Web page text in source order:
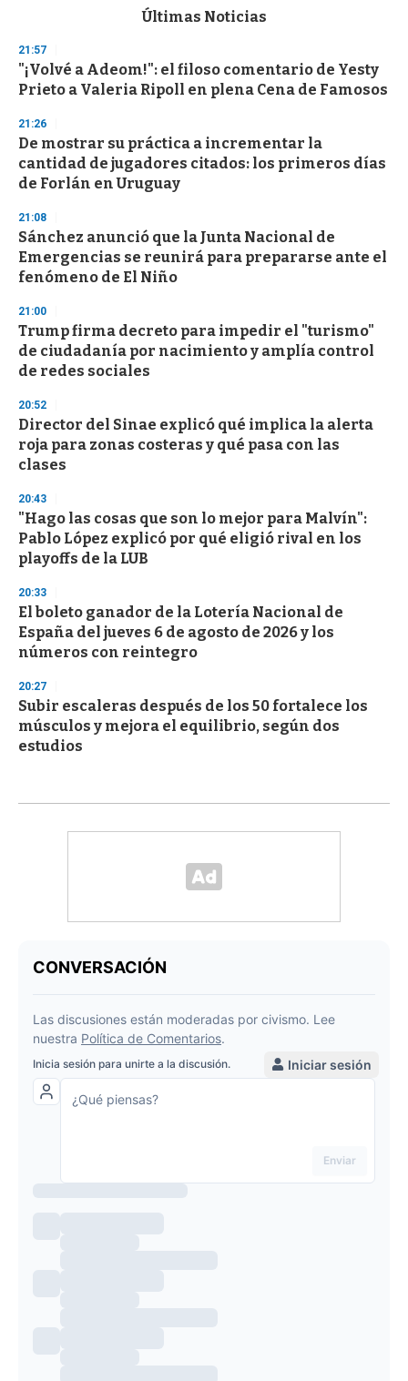
d
s
o
f
3
s
c
o
d
s
Últimas Noticias
21:57
"¡Volvé a Adeom!": el filoso comentario de Yesty
Prieto a Valeria Ripoll en plena Cena de Famosos
21:26
De mostrar su práctica a incrementar la
cantidad de jugadores citados: los primeros días
de Forlán en Uruguay
21:08
Sánchez anunció que la Junta Nacional de
Emergencias se reunirá para prepararse ante el
fenómeno de El Niño
21:00
Trump firma decreto para impedir el "turismo"
de ciudadanía por nacimiento y amplía control
de redes sociales
20:52
Director del Sinae explicó qué implica la alerta
roja para zonas costeras y qué pasa con las
clases
20:43
"Hago las cosas que son lo mejor para Malvín":
Pablo López explicó por qué eligió rival en los
playoffs de la LUB
20:33
El boleto ganador de la Lotería Nacional de
España del jueves 6 de agosto de 2026 y los
números con reintegro
20:27
Subir escaleras después de los 50 fortalece los
músculos y mejora el equilibrio, según dos
estudios